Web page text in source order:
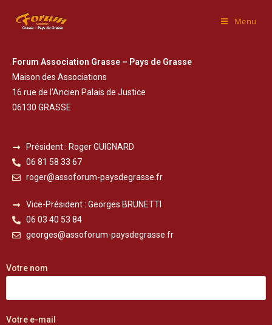
Menu
Forum Association Grasse – Pays de Grasse
Maison des Associations
16 rue de l’Ancien Palais de Justice
06130 GRASSE
Président : Roger GUIGNARD
06 81 58 33 67
roger@assoforum-paysdegrasse.fr
Vice-Président : Georges BRUNETTI
06 03 40 53 84
georges@assoforum-paysdegrasse.fr
Votre nom
Votre e-mail